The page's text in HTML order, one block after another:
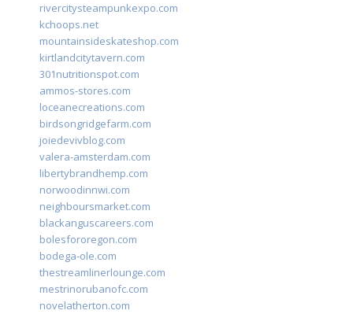
rivercitysteampunkexpo.com
kchoops.net
mountainsideskateshop.com
kirtlandcitytavern.com
301nutritionspot.com
ammos-stores.com
loceanecreations.com
birdsongridgefarm.com
joiedevivblog.com
valera-amsterdam.com
libertybrandhemp.com
norwoodinnwi.com
neighboursmarket.com
blackanguscareers.com
bolesfororegon.com
bodega-ole.com
thestreamlinerlounge.com
mestrinorubanofc.com
novelatherton.com